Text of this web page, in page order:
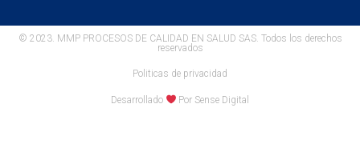
© 2023. MMP PROCESOS DE CALIDAD EN SALUD SAS. Todos los derechos
reservados
Politicas de privacidad
Desarrollado Por Sense Digital